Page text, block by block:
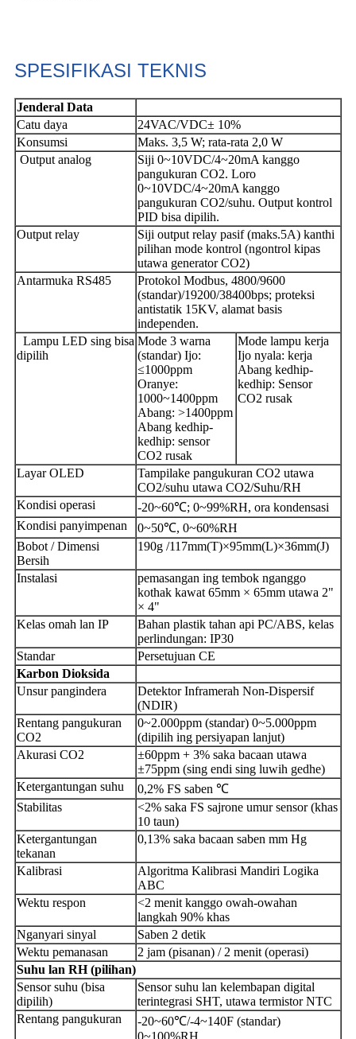
SPESIFIKASI TEKNIS
Jenderal Data
Catu daya
24VAC/VDC± 10%
Konsumsi
Maks. 3,5 W; rata-rata 2,0 W
Output analog
Siji 0~10VDC/4~20mA kanggo
pangukuran CO2. Loro
0~10VDC/4~20mA kanggo
pangukuran CO2/suhu. Output kontrol
PID bisa dipilih.
Output relay
Siji output relay pasif (maks.5A) kanthi
pilihan mode kontrol (ngontrol kipas
utawa generator CO2)
Antarmuka RS485
Protokol Modbus, 4800/9600
(standar)/19200/38400bps; proteksi
antistatik 15KV, alamat basis
independen.
Lampu LED sing bisa
dipilih
Mode 3 warna
(standar) Ijo:
≤1000ppm
Oranye:
1000~1400ppm
Abang: >1400ppm
Abang kedhip-
kedhip: sensor
CO2 rusak
Mode lampu kerja
Ijo nyala: kerja
Abang kedhip-
kedhip: Sensor
CO2 rusak
Layar OLED
Tampilake pangukuran CO2 utawa
CO2/suhu utawa CO2/Suhu/RH
Kondisi operasi
-20~60℃; 0~99%RH, ora kondensasi
Kondisi panyimpenan
0~50℃, 0~60%RH
Bobot / Dimensi
Bersih
190g /117mm(T)×95mm(L)×36mm(J)
Instalasi
pemasangan ing tembok nganggo
kothak kawat 65mm × 65mm utawa 2"
× 4"
Kelas omah lan IP
Bahan plastik tahan api PC/ABS, kelas
perlindungan: IP30
Standar
Persetujuan CE
Karbon Dioksida
Unsur pangindera
Detektor Inframerah Non-Dispersif
(NDIR)
Rentang pangukuran
CO2
0~2.000ppm (standar) 0~5.000ppm
(dipilih ing persiyapan lanjut)
Akurasi CO2
±60ppm + 3% saka bacaan utawa
±75ppm (sing endi sing luwih gedhe)
Ketergantungan suhu
0,2% FS saben ℃
Stabilitas
<2% saka FS sajrone umur sensor (khas
10 taun)
Ketergantungan
tekanan
0,13% saka bacaan saben mm Hg
Kalibrasi
Algoritma Kalibrasi Mandiri Logika
ABC
Wektu respon
<2 menit kanggo owah-owahan
langkah 90% khas
Nganyari sinyal
Saben 2 detik
Wektu pemanasan
2 jam (pisanan) / 2 menit (operasi)
Suhu lan RH (pilihan)
Sensor suhu (bisa
dipilih)
Sensor suhu lan kelembapan digital
terintegrasi SHT, utawa termistor NTC
Rentang pangukuran
-20~60℃/-4~140F (standar)